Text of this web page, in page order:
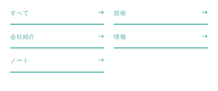
すべて 技術
会社紹介 情報
ノート